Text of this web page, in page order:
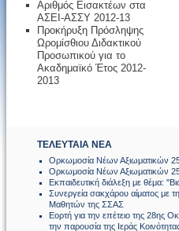
Αριθμός Εισακτέων στα
ΑΣΕΙ-ΑΣΣΥ 2012-13
Προκήρυξη Πρόσληψης
Ωρομίσθιου Διδακτικού
Προσωπικού για το
Ακαδημαϊκό Έτος 2012-
2013
ΤΕΛΕΥΤΑΙΑ ΝΕΑ
Ορκωμοσία Νέων Αξιωματικών
Ορκωμοσία Νέων Αξιωματικών
Εκπαιδευτική διάλεξη με θέμα:
Συνεργεία σακχάρου αίματος με
Μαθητών της ΣΣΑΣ
Εορτή για την επέτειο της 28ης
την παρουσία της Ιεράς